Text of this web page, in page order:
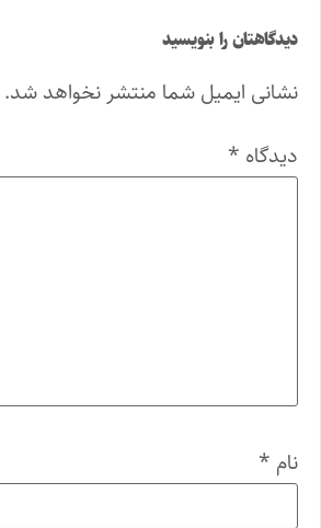
دیدگاهتان را بنویسید
نشانی ایمیل شما منتشر نخواهد شد.
دیدگاه *
نام *